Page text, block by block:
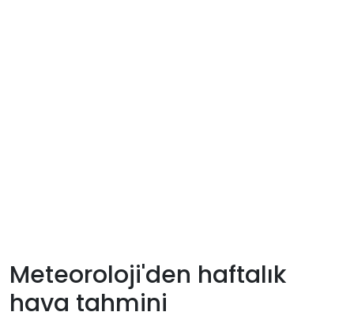
Künye
Giriş
Meteoroloji'den haftalık
hava tahmini